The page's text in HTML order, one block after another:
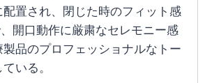
置され、閉じた時のフィット感
開口動作に厳粛なセレモニー感
製品のプロフェッショナルなトー
いる。